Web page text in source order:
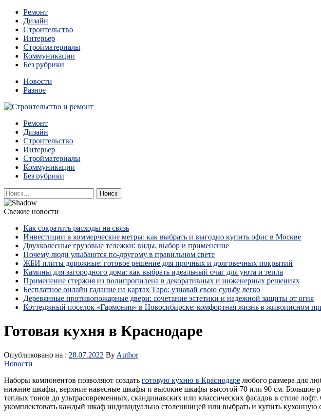
Перейти
содержимому
Ремонт
Дизайн
Строительство
Интерьер
Стройматериалы
Коммуникации
Без рубрики
Новости
Разное
Строительство и ремонт
Квартиры и дома, в которых живут разные люди, очень отличаются между собой.
Ремонт
Дизайн
Строительство
Интерьер
Стройматериалы
Коммуникации
Без рубрики
Найти:
Свежие новости
Как сократить расходы на связь
Инвестиции в коммерческие метры: как выбрать и выгодно купить офис в Москве
Двухколесные грузовые тележки: виды, выбор и применение
Почему люди улыбаются по‑другому в правильном свете
ЖБИ плиты дорожные: готовое решение для прочных и долговечных покрытий
Камины для загородного дома: как выбрать идеальный очаг для уюта и тепла
Применение стержня из полипропилена в декоративных и инженерных решениях
Бесплатное онлайн гадание на картах Таро: узнавай свою судьбу легко
Деревянные противопожарные двери: сочетание эстетики и надежной защиты от огня
Коттеджный поселок «Гармония» в Новосибирске: комфортная жизнь в живописном
Готовая кухня в Краснодаре
Опубликовано на : 28.07.2022 By Author
Новости
Наборы компонентов позволяют создать готовую кухню в Краснодаре любого размера для
нижние шкафы, верхние навесные шкафы и высокие шкафы высотой 70 или 90 см. Большое
теплых тонов до ультрасовременных, скандинавских или классических фасадов в стиле
укомплектовать каждый шкаф индивидуально столешницей или выбрать и купить кухонную